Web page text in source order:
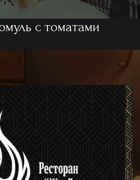
с томатами